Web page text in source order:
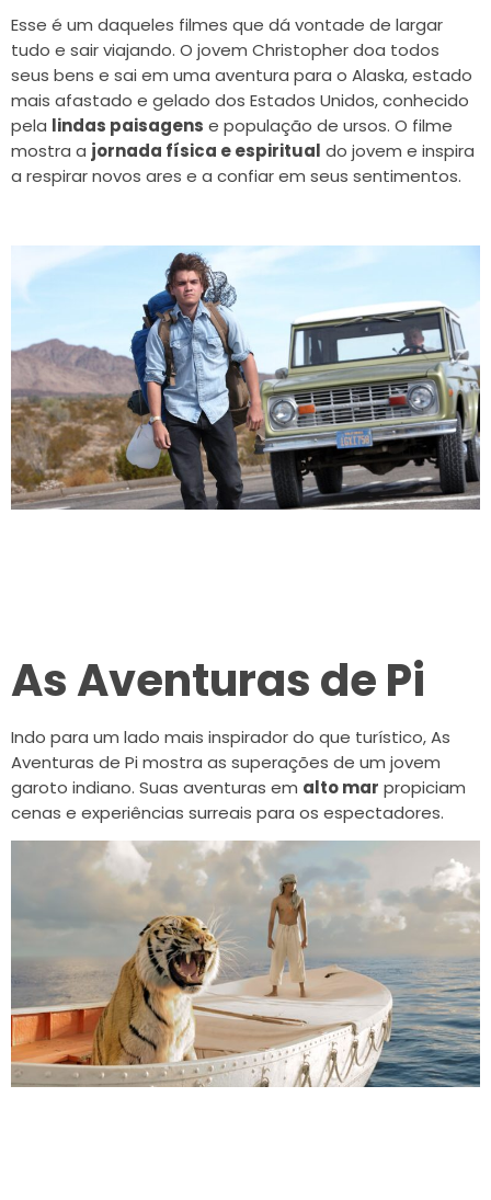
Esse é um daqueles filmes que dá vontade de largar
tudo e sair viajando. O jovem Christopher doa todos
seus bens e sai em uma aventura para o Alaska, estado
mais afastado e gelado dos Estados Unidos, conhecido
pela lindas paisagens e população de ursos. O filme
mostra a jornada física e espiritual do jovem e inspira
a respirar novos ares e a confiar em seus sentimentos.
As Aventuras de Pi
Indo para um lado mais inspirador do que turístico, As
Aventuras de Pi mostra as superações de um jovem
garoto indiano. Suas aventuras em alto mar propiciam
cenas e experiências surreais para os espectadores.